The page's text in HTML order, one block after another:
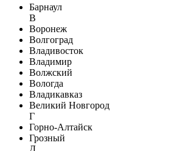
Барнаул
В
Воронеж
Волгоград
Владивосток
Владимир
Волжский
Вологда
Владикавказ
Великий Новгород
Г
Горно-Алтайск
Грозный
Д